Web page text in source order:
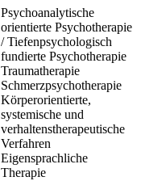
Psychoanalytische
orientierte Psychotherapie
/ Tiefenpsychologisch
fundierte Psychotherapie
Traumatherapie
Schmerzpsychotherapie
Körperorientierte,
systemische und
verhaltenstherapeutische
Verfahren
Eigensprachliche
Therapie